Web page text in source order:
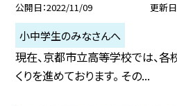
公開日 2022/11/09 更新日
小中学生のみなさんへ
現在、京都市立高等学校では、
くりを進めております。 その...